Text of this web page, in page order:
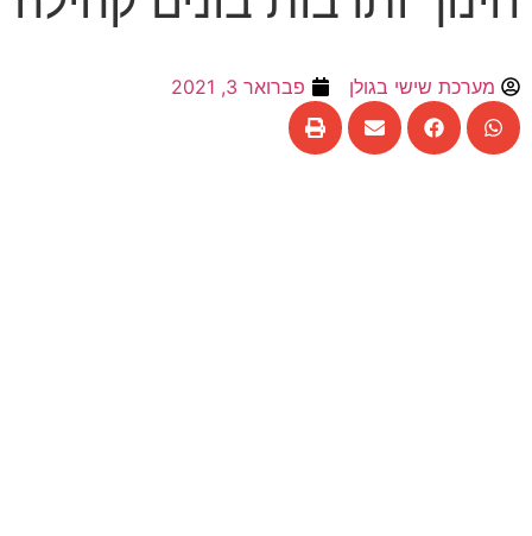
מערכת שישי בגולן פברואר 3, 2021